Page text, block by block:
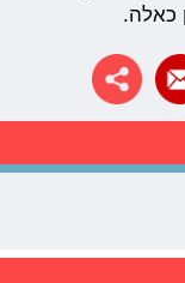
כאלה.